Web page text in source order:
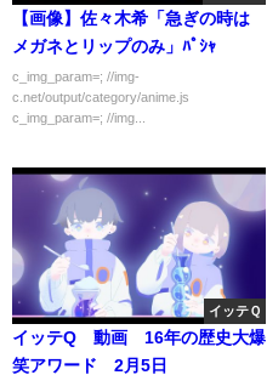
【画像】佐々木希「急ぎの時は
メガネとリップのみ」ﾊﾟｼｬ
c_img_param=; //img-
c.net/output/category/anime.js
c_img_param=; //img...
イッテＱ
イッテQ 動画 16年の歴史大爆
笑アワード 2月5日